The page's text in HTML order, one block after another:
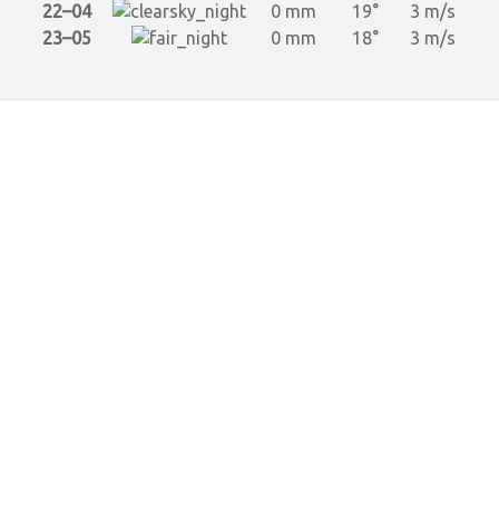
22–04
0 mm 19°
3 m/s
23–05
0 mm 18° 3 m/s